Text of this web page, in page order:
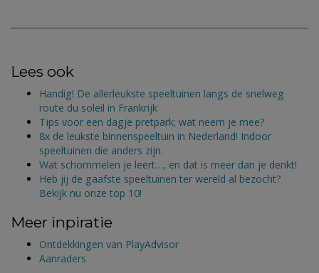
Lees ook
Handig! De allerleukste speeltuinen langs de snelweg
route du soleil in Frankrijk
Tips voor een dagje pretpark; wat neem je mee?
8x de leukste binnenspeeltuin in Nederland! Indoor
speeltuinen die anders zijn.
Wat schommelen je leert…, en dat is meer dan je denkt!
Heb jij de gaafste speeltuinen ter wereld al bezocht?
Bekijk nu onze top 10!
Meer inpiratie
Ontdekkingen van PlayAdvisor
Aanraders